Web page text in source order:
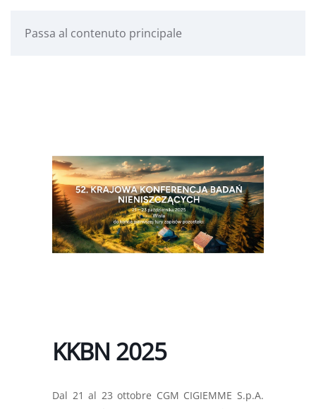
Passa al contenuto principale
KKBN 2025
Dal 21 al 23 ottobre CGM CIGIEMME S.p.A.